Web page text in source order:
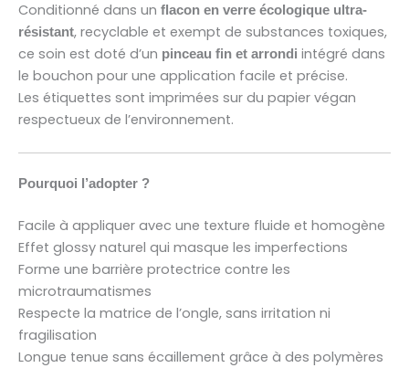
Conditionné dans un flacon en verre écologique ultra-
résistant, recyclable et exempt de substances toxiques,
ce soin est doté d’un pinceau fin et arrondi intégré dans
le bouchon pour une application facile et précise.
Les étiquettes sont imprimées sur du papier végan
respectueux de l’environnement.
Pourquoi l’adopter ?
Facile à appliquer avec une texture fluide et homogène
Effet glossy naturel qui masque les imperfections
Forme une barrière protectrice contre les
microtraumatismes
Respecte la matrice de l’ongle, sans irritation ni
fragilisation
Longue tenue sans écaillement grâce à des polymères